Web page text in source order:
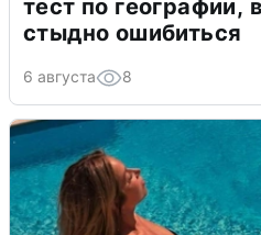
тест по географии,
стыдно ошибиться
6 августа 8